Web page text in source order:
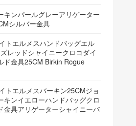
キンパールグレーアリゲーター
シルバー金具
トエルメスハンドバッグエル
レッドシャイニークロコダイ
ド金具25CM Birkin Rogue
トエルメスバーキン25CMジョ
キンイエローハンドバッグクロ
金具アリゲーターシャイニーバ